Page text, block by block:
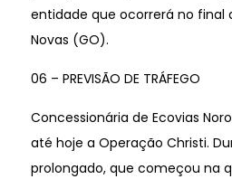
entidade que ocorrerá no final
Novas (GO).
06 – PREVISÃO DE TRÁFEGO
Concessionária de Ecovias
até hoje a Operação Christi.
prolongado, que começou na